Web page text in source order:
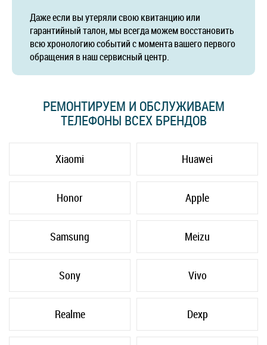
Даже если вы утеряли свою квитанцию или
гарантийный талон, мы всегда можем восстановить
всю хронологию событий с момента вашего первого
обращения в наш сервисный центр.
РЕМОНТИРУЕМ И ОБСЛУЖИВАЕМ
ТЕЛЕФОНЫ ВСЕХ БРЕНДОВ
Xiaomi Huawei
Honor Apple
Samsung Meizu
Sony Vivo
Realme Dexp